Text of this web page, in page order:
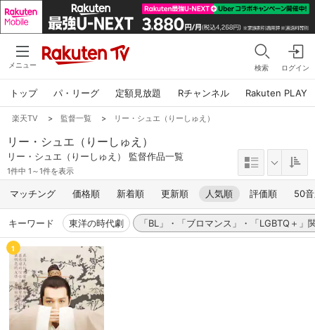
メニュー 検索 ログイン
トップ パ・リーグ 定額見放題 Rチャンネル Rakuten PLAY
楽天TV > 監督一覧 > リー・シュエ（りーしゅえ）
リー・シュエ（りーしゅえ）
リー・シュエ（りーしゅえ） 監督作品一覧
1件中 1～1件を表示
マッチング 価格順 新着順 更新順 人気順 評価順 50
キーワード 東洋の時代劇 「BL」・「ブロマンス」・「LGBTQ＋」
1